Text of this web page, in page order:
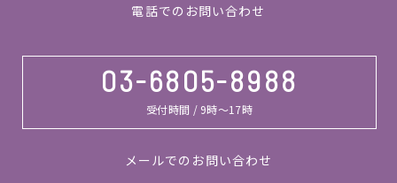
電話でのお問い合わせ
03-6805-8988
受付時間 / 9時～17時
メールでのお問い合わせ